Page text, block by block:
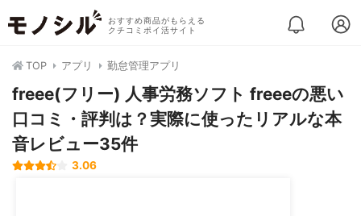
おすすめ商品がもらえる
クチコミポイ活サイト
TOP アプリ 勤怠管理アプリ
freee(フリー) 人事労務ソフト freeeの悪い
口コミ・評判は？実際に使ったリアルな本
音レビュー35件
3.06